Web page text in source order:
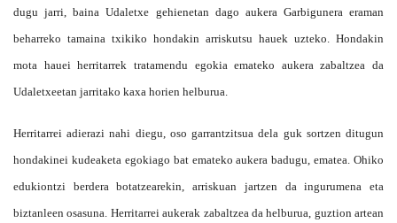
dugu jarri, baina Udaletxe gehienetan dago aukera Garbigunera eraman
beharreko tamaina txikiko hondakin arriskutsu hauek uzteko. Hondakin
mota hauei herritarrek tratamendu egokia emateko aukera zabaltzea da
Udaletxeetan jarritako kaxa horien helburua.
Herritarrei adierazi nahi diegu, oso garrantzitsua dela guk sortzen ditugun
hondakinei kudeaketa egokiago bat emateko aukera badugu, ematea. Ohiko
edukiontzi berdera botatzearekin, arriskuan jartzen da ingurumena eta
biztanleen osasuna. Herritarrei aukerak zabaltzea da helburua, guztion artean